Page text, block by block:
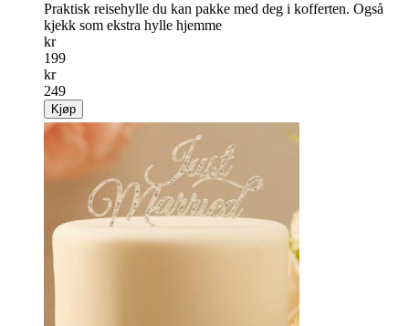
Praktisk reisehylle du kan pakke med deg i kofferten. Også
kjekk som ekstra hylle hjemme
kr
199
kr
249
Kjøp